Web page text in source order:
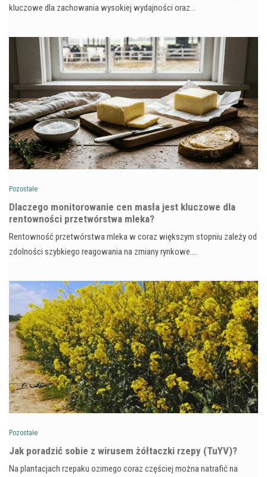
kluczowe dla zachowania wysokiej wydajności oraz…
Pozostałe
Dlaczego monitorowanie cen masła jest kluczowe dla
rentowności przetwórstwa mleka?
Rentowność przetwórstwa mleka w coraz większym stopniu zależy od
zdolności szybkiego reagowania na zmiany rynkowe.…
Pozostałe
​Jak poradzić sobie z wirusem żółtaczki rzepy (TuYV)?
Na plantacjach rzepaku ozimego coraz częściej można natrafić na